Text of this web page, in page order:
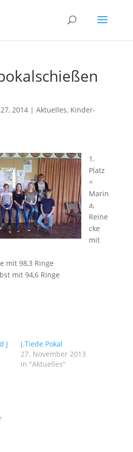
2014| Aktuelles, Kinder-
1.
Platz
=
Marin
a,
Reine
cke
mit
mit 98,3 Ringe
mit 94,6 Ringe
J
J.Tiede Pokal
27. November 2013
In "Aktuelles"